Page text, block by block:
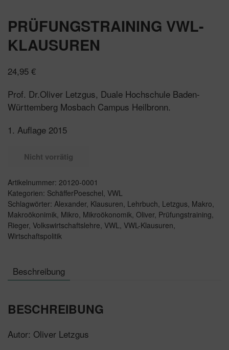
PRÜFUNGSTRAINING VWL-
KLAUSUREN
24,95 €
Prof. Dr.Oliver Letzgus, Duale Hochschule Baden-
Württemberg Mosbach Campus Heilbronn.
1. Auflage 2015
Nicht vorrätig
Artikelnummer: 20120-0001
Kategorien: SchäfferPoeschel, VWL
Schlagwörter: Alexander, Klausuren, Lehrbuch, Letzgus, Makro,
Makroökonimik, Mikro, Mikroökonomik, Oliver, Prüfungstraining,
Rieger, Volkswirtschaftslehre, VWL, VWL-Klausuren,
Wirtschaftspolitik
Beschreibung
BESCHREIBUNG
Autor: Oliver Letzgus